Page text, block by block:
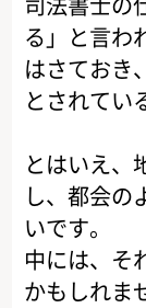
る」と言わ
はさておき
とされてい
とはいえ、
し、都会の
いです。
中には、そ
かもしれま